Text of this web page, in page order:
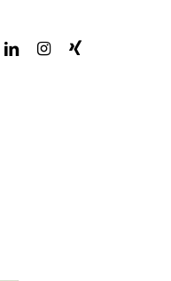
linkedininstagram
xing